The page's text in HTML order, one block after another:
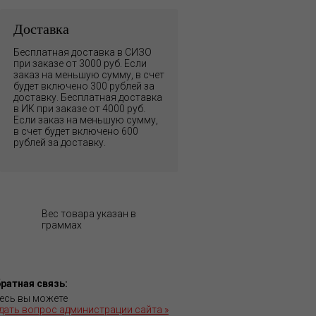
Доставка
Бесплатная доставка в СИЗО
при заказе от 3000 руб. Если
заказ на меньшую сумму, в счет
будет включено 300 рублей за
доставку. Бесплатная доставка
в ИК при заказе от 4000 руб.
Если заказ на меньшую сумму,
в счет будет включено 600
рублей за доставку.
Вес товара указан в
граммах
связь:
вы можете
вопрос администрации сайта »